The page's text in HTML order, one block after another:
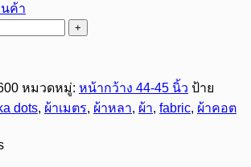
ค้า
หมวดหมู่: หน้ากว้าง 44-45 นิ้ว ป้าย
dots, ผ้าเมตร, ผ้าหลา, ผ้า, fabric, ผ้าคอต